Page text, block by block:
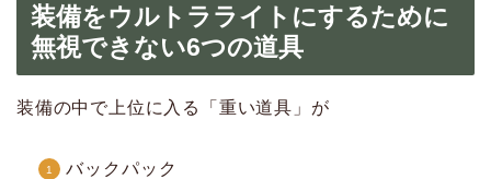
装備をウルトラライトにするために
無視できない6つの道具
装備の中で上位に入る「重い道具」が
バックパック